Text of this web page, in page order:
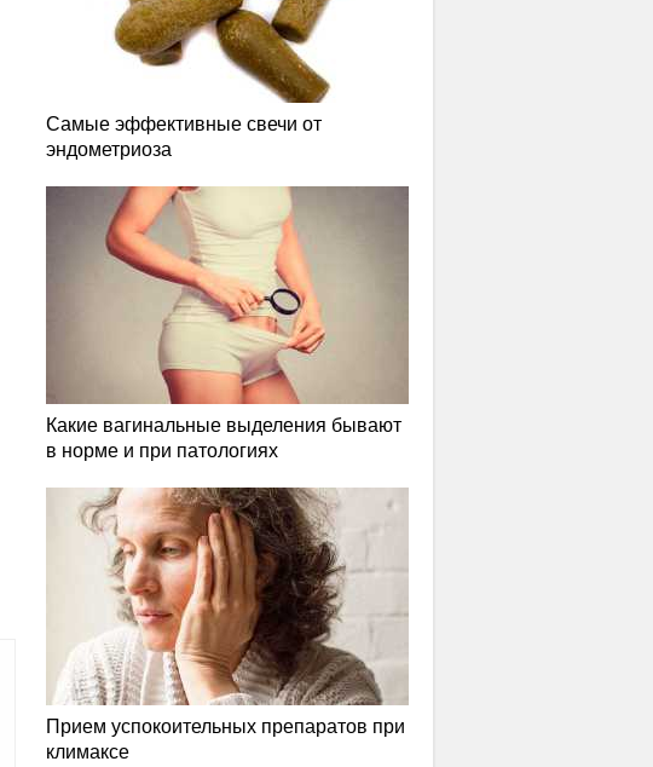
Самые эффективные свечи от
эндометриоза
Какие вагинальные выделения бывают
в норме и при патологиях
Прием успокоительных препаратов при
климаксе